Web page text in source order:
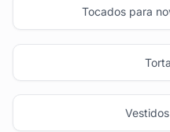
Tocados para